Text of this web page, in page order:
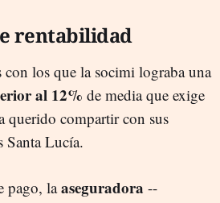
rentabilidad
con los que la socimi lograba una
al 12% de media que exige
querido compartir con sus
Santa Lucía.
pago, laaseguradora --